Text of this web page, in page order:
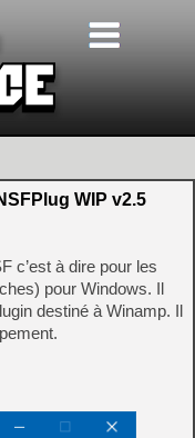
WIP v2.5
c’est à dire pour les
pour Windows. Il
destiné à Winamp. Il